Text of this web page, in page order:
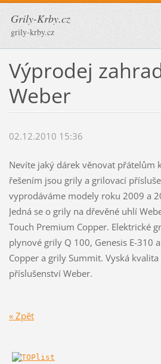
Grily-Krby.cz
grily-krby.cz
Výprodej
Weber
02.12.2010 15:36
Nevíte jaký dárek věnovat přátelům
řešením jsou grily a grilovací
vyprodáváme modely roku 2009 a
Jedná se o grily na dřevěné uhlí
Touch Premium Copper. Elektrické
plynové grily Q 100, Genesis E-310
Copper a grily Summit. Vyská
příslušenství Weber.
« Zpět